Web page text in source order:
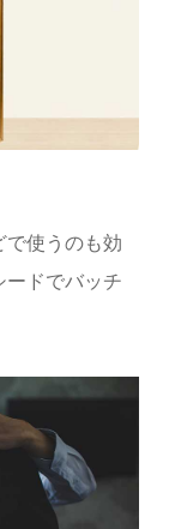
で使うのも効
ードでバッチ